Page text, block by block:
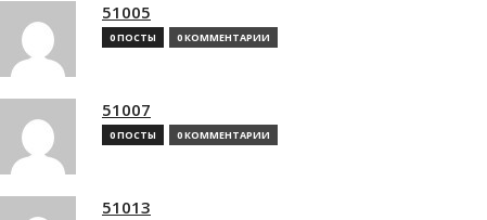
51005
0 ПОСТЫ 0 КОММЕНТАРИИ
51007
0 ПОСТЫ 0 КОММЕНТАРИИ
51013